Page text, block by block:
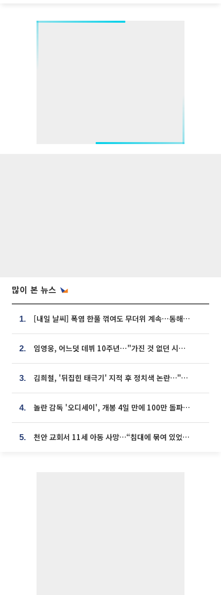
많이 본 뉴스
1. [내일 날씨] 폭염 한풀 꺾여도 무더위 계속⋯동해안 이틀 연속 비
2. 임영웅, 어느덧 데뷔 10주년⋯"가진 것 없던 시절, 내 앞엔 20명의 팬뿐"
3. 김희철, '뒤집힌 태극기' 지적 후 정치색 논란…"좌우 떠나 우리나라 국기"
4. 놀란 감독 '오디세이', 개봉 4일 만에 100만 돌파⋯'왕사남' 보다 빠르다
5. 천안 교회서 11세 아동 사망…“침대에 묶여 있었다” 진술 확보